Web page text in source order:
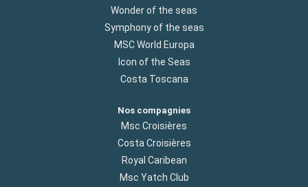
Wonder of the seas
Symphony of the seas
MSC World Europa
Icon of the Seas
Costa Toscana
Nos compagnies
Msc Croisières
Costa Croisières
Royal Caribean
Msc Yatch Club